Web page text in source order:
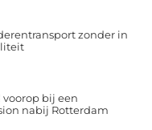
zonder in
bij een
nabij Rotterdam